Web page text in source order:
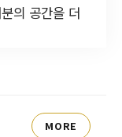
의 공간을 더
MORE